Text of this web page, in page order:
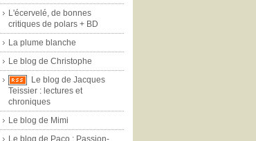
L'écervelé, de bonnes
critiques de polars + BD
La plume blanche
Le blog de Christophe
Le blog de Jacques
Teissier : lectures et
chroniques
Le blog de Mimi
Le blog de Paco : Passion-